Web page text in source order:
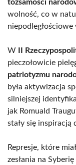
tożsamości
wolność, co w
niepodległościowe
W II
pieczołowicie
patriotyzmu
była aktywizacja
silniejszej
jak Romuald
stały się inspiracją
Represje, które
zesłania na